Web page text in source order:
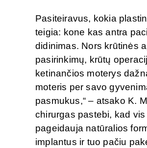
Pasiteiravus, kokia
teigia: kone kas antra
didinimas. Nors krūtinės
pasirinkimų, krūtų
ketinančios moterys
moteris per savo
pasmukus,“ – atsako K.
chirurgas pastebi, kad
pageidauja natūralios
implantus ir tuo pačiu